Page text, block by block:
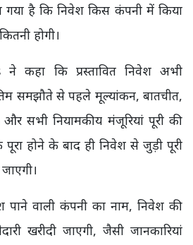
गया है कि निवेश किस कंपनी में किया
होगी।
कहा कि प्रस्तावित निवेश अभी
समझौते से पहले मूल्यांकन, बातचीत,
और सभी नियामकीय मंजूरियां पूरी की
पूरा होने के बाद ही निवेश से जुड़ी पूरी
पाने वाली कंपनी का नाम, निवेश की
खरीदी जाएगी, जैसी जानकारियां